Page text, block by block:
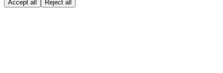
Accept all Reject all